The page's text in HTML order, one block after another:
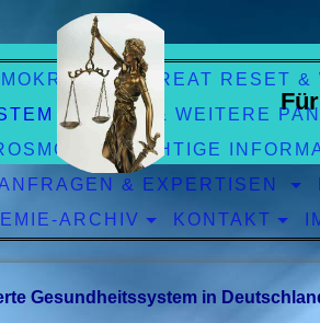
GREAT RESET &
CORO & WEITERE
WICHTIGE
& EXPERTISEN
ARCHIV KONTAKT
Gesundheitssystem in